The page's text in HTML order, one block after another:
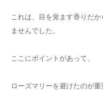
これは、目を覚ます香りだ
ませんでした。
ここにポイントがあって、
ローズマリーを避けたのが重